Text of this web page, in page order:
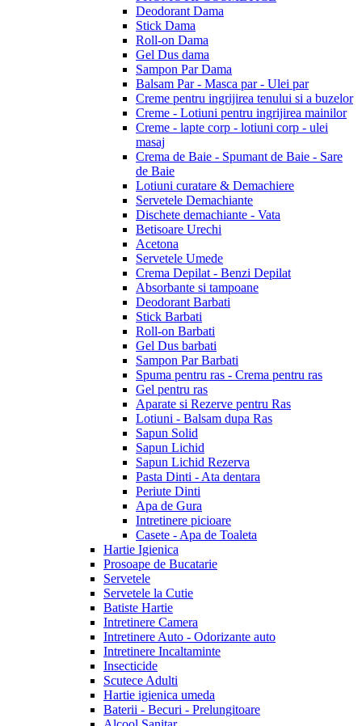
Deodorant Dama
Stick Dama
Roll-on Dama
Gel Dus dama
Sampon Par Dama
Balsam Par - Masca par - Ulei par
Creme pentru ingrijirea tenului si a buzelor
Creme - Lotiuni pentru ingrijirea mainilor
Creme - lapte corp - lotiuni corp - ulei
masaj
Crema de Baie - Spumant de Baie - Sare
de Baie
Lotiuni curatare & Demachiere
Servetele Demachiante
Dischete demachiante - Vata
Betisoare Urechi
Acetona
Servetele Umede
Crema Depilat - Benzi Depilat
Absorbante si tampoane
Deodorant Barbati
Stick Barbati
Roll-on Barbati
Gel Dus barbati
Sampon Par Barbati
Spuma pentru ras - Crema pentru ras
Gel pentru ras
Aparate si Rezerve pentru Ras
Lotiuni - Balsam dupa Ras
Sapun Solid
Sapun Lichid
Sapun Lichid Rezerva
Pasta Dinti - Ata dentara
Periute Dinti
Apa de Gura
Intretinere picioare
Casete - Apa de Toaleta
Hartie Igienica
Prosoape de Bucatarie
Servetele
Servetele la Cutie
Batiste Hartie
Intretinere Camera
Intretinere Auto - Odorizante auto
Intretinere Incaltaminte
Insecticide
Scutece Adulti
Hartie igienica umeda
Baterii - Becuri - Prelungitoare